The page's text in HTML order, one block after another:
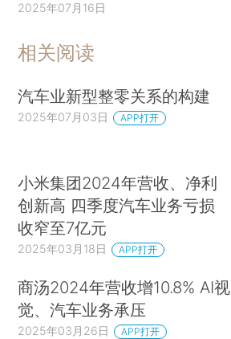
2025年07月16日
相关阅读
汽车业新型整零关系的构建
2025年07月03日 APP打开
小米集团2024年营收、净利
创新高 四季度汽车业务亏损
收窄至7亿元
2025年03月18日 APP打开
商汤2024年营收增10.8% AI视
觉、汽车业务承压
2025年03月26日 APP打开